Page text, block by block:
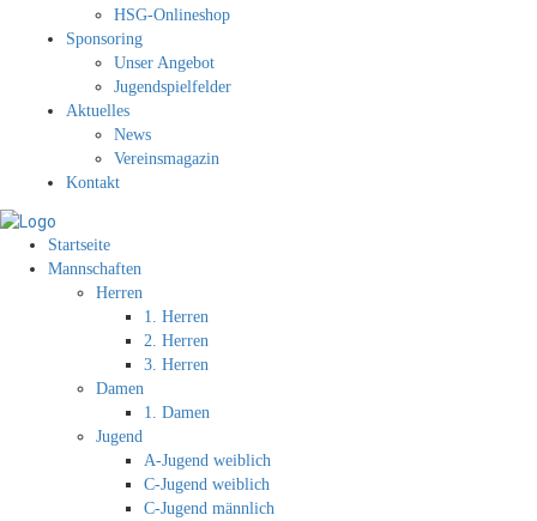
HSG-Onlineshop
Sponsoring
Unser Angebot
Jugendspielfelder
Aktuelles
News
Vereinsmagazin
Kontakt
Startseite
Mannschaften
Herren
1. Herren
2. Herren
3. Herren
Damen
1. Damen
Jugend
A-Jugend weiblich
C-Jugend weiblich
C-Jugend männlich